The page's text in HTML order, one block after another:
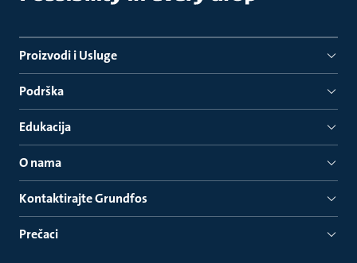
Proizvodi i Usluge
Podrška
Edukacija
O nama
Kontaktirajte Grundfos
Prečaci